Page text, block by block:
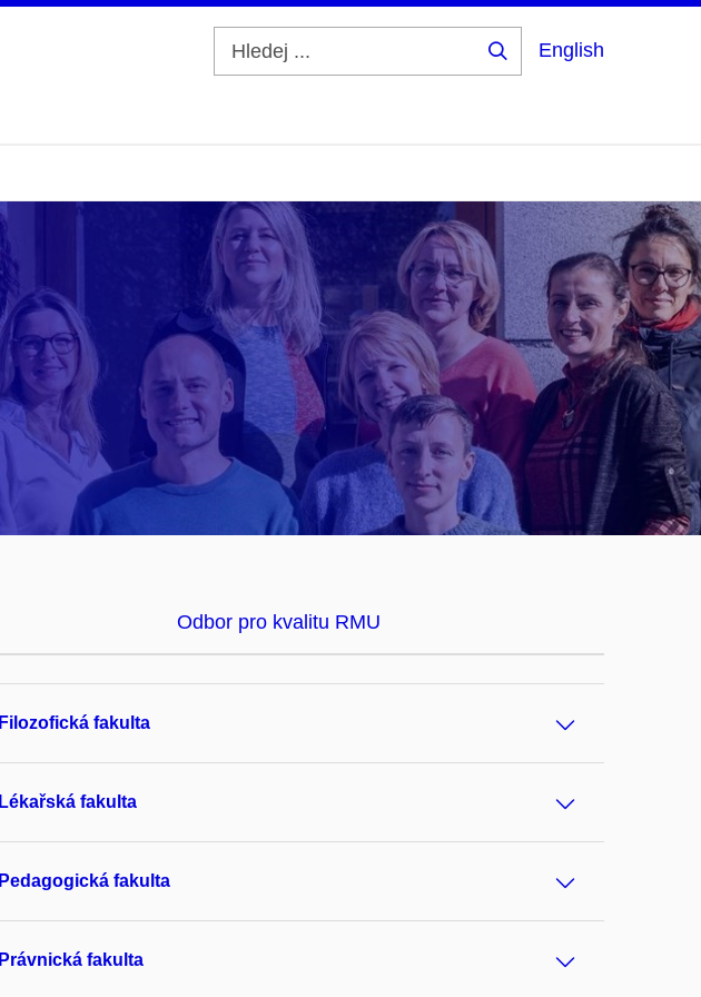
English
Odbor pro kvalitu RMU
Filozofická fakulta
Lékařská fakulta
Pedagogická fakulta
Právnická fakulta